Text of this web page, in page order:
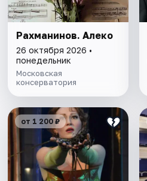
Рахманинов. Алеко
26 октября 2026 •
понедельник
Московская
консерватория
от 1 200 ₽